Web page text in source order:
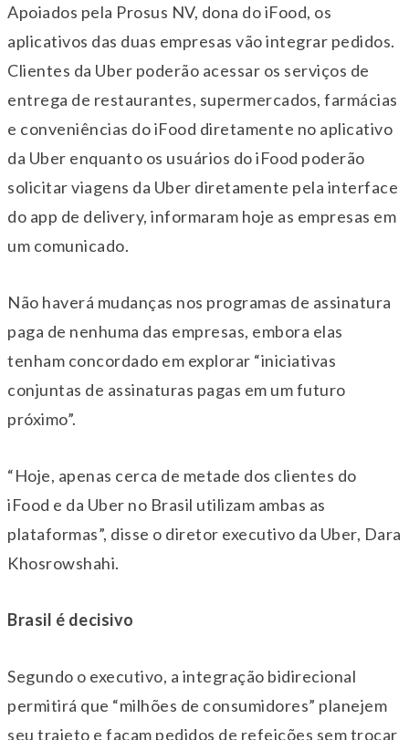
Apoiados pela Prosus NV, dona do iFood, os
aplicativos das duas empresas vão integrar pedidos.
Clientes da Uber poderão acessar os serviços de
entrega de restaurantes, supermercados, farmácias
e conveniências do iFood diretamente no aplicativo
da Uber enquanto os usuários do iFood poderão
solicitar viagens da Uber diretamente pela interface
do app de delivery, informaram hoje as empresas em
um comunicado.
Não haverá mudanças nos programas de assinatura
paga de nenhuma das empresas, embora elas
tenham concordado em explorar “iniciativas
conjuntas de assinaturas pagas em um futuro
próximo”.
“Hoje, apenas cerca de metade dos clientes do
iFood e da Uber no Brasil utilizam ambas as
plataformas”, disse o diretor executivo da Uber, Dara
Khosrowshahi.
Brasil é decisivo
Segundo o executivo, a integração bidirecional
permitirá que “milhões de consumidores” planejem
seu trajeto e façam pedidos de refeições sem trocar